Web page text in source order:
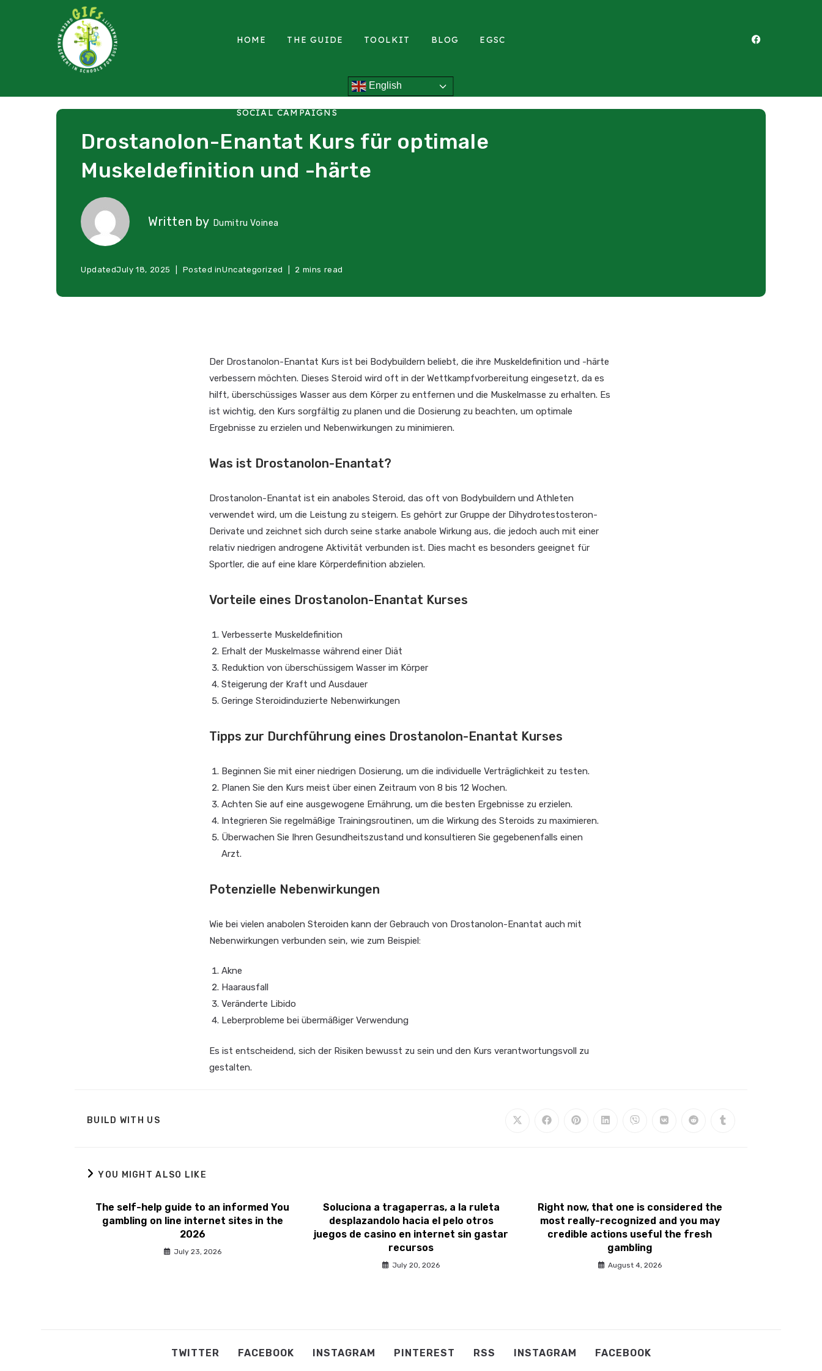
HOME THE GUIDE TOOLKIT BLOG EGSC
SOCIAL CAMPAIGNS
English
Drostanolon-Enantat Kurs für optimale
Muskeldefinition und -härte
Written by Dumitru Voinea
UpdatedJuly 18, 2025 Posted inUncategorized 2 mins read
Der Drostanolon-Enantat Kurs ist bei Bodybuildern beliebt, die ihre Muskeldefinition und -härte
verbessern möchten. Dieses Steroid wird oft in der Wettkampfvorbereitung eingesetzt, da es
hilft, überschüssiges Wasser aus dem Körper zu entfernen und die Muskelmasse zu erhalten. Es
ist wichtig, den Kurs sorgfältig zu planen und die Dosierung zu beachten, um optimale
Ergebnisse zu erzielen und Nebenwirkungen zu minimieren.
Was ist Drostanolon-Enantat?
Drostanolon-Enantat ist ein anaboles Steroid, das oft von Bodybuildern und Athleten
verwendet wird, um die Leistung zu steigern. Es gehört zur Gruppe der Dihydrotestosteron-
Derivate und zeichnet sich durch seine starke anabole Wirkung aus, die jedoch auch mit einer
relativ niedrigen androgene Aktivität verbunden ist. Dies macht es besonders geeignet für
Sportler, die auf eine klare Körperdefinition abzielen.
Vorteile eines Drostanolon-Enantat Kurses
Verbesserte Muskeldefinition
Erhalt der Muskelmasse während einer Diät
Reduktion von überschüssigem Wasser im Körper
Steigerung der Kraft und Ausdauer
Geringe Steroidinduzierte Nebenwirkungen
Tipps zur Durchführung eines Drostanolon-Enantat Kurses
Beginnen Sie mit einer niedrigen Dosierung, um die individuelle Verträglichkeit zu testen.
Planen Sie den Kurs meist über einen Zeitraum von 8 bis 12 Wochen.
Achten Sie auf eine ausgewogene Ernährung, um die besten Ergebnisse zu erzielen.
Integrieren Sie regelmäßige Trainingsroutinen, um die Wirkung des Steroids zu maximieren.
Überwachen Sie Ihren Gesundheitszustand und konsultieren Sie gegebenenfalls einen
Arzt.
Potenzielle Nebenwirkungen
Wie bei vielen anabolen Steroiden kann der Gebrauch von Drostanolon-Enantat auch mit
Nebenwirkungen verbunden sein, wie zum Beispiel:
Akne
Haarausfall
Veränderte Libido
Leberprobleme bei übermäßiger Verwendung
Es ist entscheidend, sich der Risiken bewusst zu sein und den Kurs verantwortungsvoll zu
gestalten.
BUILD WITH US
YOU MIGHT ALSO LIKE
The self-help guide to an informed You
gambling on line internet sites in the
2026
July 23, 2026
Soluciona a tragaperras, a la ruleta
desplazandolo hacia el pelo otros
juegos de casino en internet sin gastar
recursos
July 20, 2026
Right now, that one is considered the
most really-recognized and you may
credible actions useful the fresh
gambling
August 4, 2026
TWITTER FACEBOOK INSTAGRAM PINTEREST RSS INSTAGRAM FACEBOOK